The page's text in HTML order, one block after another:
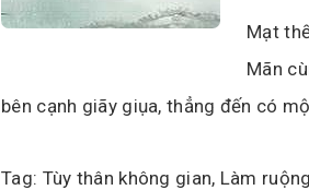
Mạt
Mãn
bên cạnh giãy giụa, thẳng đến có
Tag: Tùy thân không gian, Làm